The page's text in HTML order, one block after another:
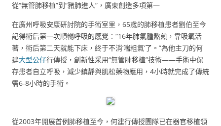
從“無管肺移植”到“豬肺進人”，廣東創造多項第一
在廣州呼吸安康研討院的手術室里，65歲的肺移植患者劉伯至今
記得術后第一次順暢呼吸的感覺：“16年肺氣腫熬煎，靠吸氧活
著，術后第二天就能下床，終于不消‘喘粗氣’了。”為他主刀的何
建大型公仔行傳授，創新性采用“無管肺移植”技術——手術中保
存患者自立呼吸，減少鎮靜與肌松藥物應用，4小時就完成了傳統
需6-8小時的手術。
從2003年開展首例肺移植至今，何建行傳授團隊已在器官移植領